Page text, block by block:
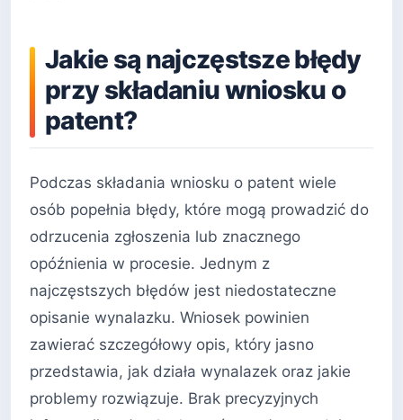
Jakie są najczęstsze błędy
przy składaniu wniosku o
patent?
Podczas składania wniosku o patent wiele
osób popełnia błędy, które mogą prowadzić do
odrzucenia zgłoszenia lub znacznego
opóźnienia w procesie. Jednym z
najczęstszych błędów jest niedostateczne
opisanie wynalazku. Wniosek powinien
zawierać szczegółowy opis, który jasno
przedstawia, jak działa wynalazek oraz jakie
problemy rozwiązuje. Brak precyzyjnych